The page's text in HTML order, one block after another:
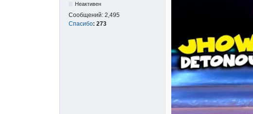
Неактивен
Сообщений: 2,495
Спасибо: 273